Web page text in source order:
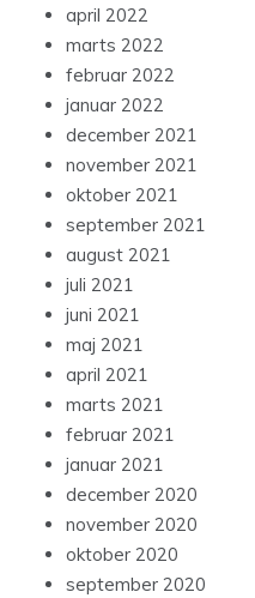
april 2022
marts 2022
februar 2022
januar 2022
december 2021
november 2021
oktober 2021
september 2021
august 2021
juli 2021
juni 2021
maj 2021
april 2021
marts 2021
februar 2021
januar 2021
december 2020
november 2020
oktober 2020
september 2020